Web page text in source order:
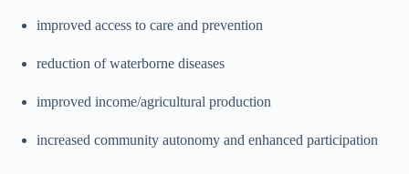
improved access to care and prevention
reduction of waterborne diseases
improved income/agricultural production
increased community autonomy and enhanced participation